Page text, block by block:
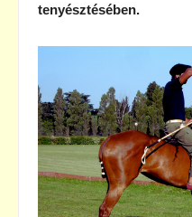
tenyésztésében.